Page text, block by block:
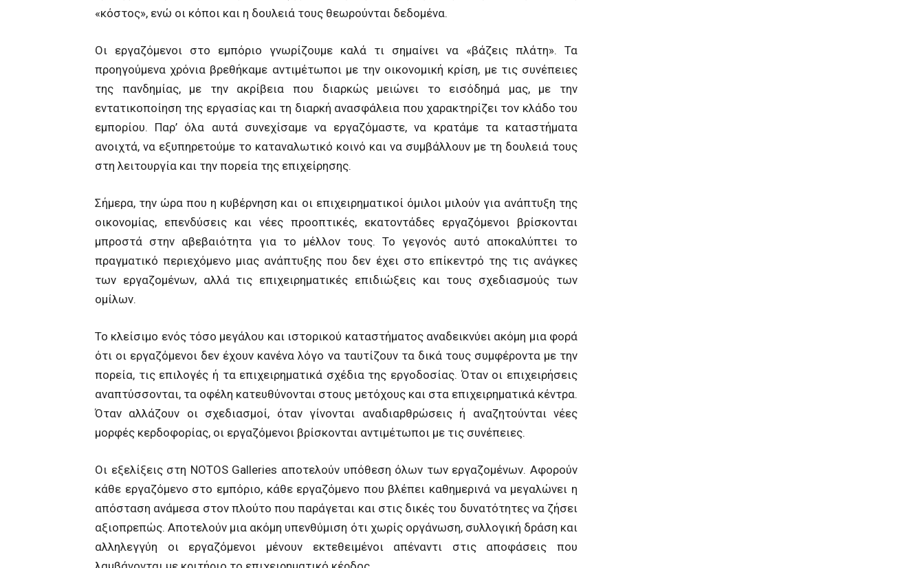
«κόστος», ενώ οι κόποι και η δουλειά τους θεωρούνται δεδομένα.
Οι εργαζόμενοι στο εμπόριο γνωρίζουμε καλά τι σημαίνει να «βάζεις πλάτη». Τα
προηγούμενα χρόνια βρεθήκαμε αντιμέτωποι με την οικονομική κρίση, με τις συνέπειες
της πανδημίας, με την ακρίβεια που διαρκώς μειώνει το εισόδημά μας, με την
εντατικοποίηση της εργασίας και τη διαρκή ανασφάλεια που χαρακτηρίζει τον κλάδο του
εμπορίου. Παρ’ όλα αυτά συνεχίσαμε να εργαζόμαστε, να κρατάμε τα καταστήματα
ανοιχτά, να εξυπηρετούμε το καταναλωτικό κοινό και να συμβάλλουν με τη δουλειά τους
στη λειτουργία και την πορεία της επιχείρησης.
Σήμερα, την ώρα που η κυβέρνηση και οι επιχειρηματικοί όμιλοι μιλούν για ανάπτυξη της
οικονομίας, επενδύσεις και νέες προοπτικές, εκατοντάδες εργαζόμενοι βρίσκονται
μπροστά στην αβεβαιότητα για το μέλλον τους. Το γεγονός αυτό αποκαλύπτει το
πραγματικό περιεχόμενο μιας ανάπτυξης που δεν έχει στο επίκεντρό της τις ανάγκες
των εργαζομένων, αλλά τις επιχειρηματικές επιδιώξεις και τους σχεδιασμούς των
ομίλων.
Το κλείσιμο ενός τόσο μεγάλου και ιστορικού καταστήματος αναδεικνύει ακόμη μια φορά
ότι οι εργαζόμενοι δεν έχουν κανένα λόγο να ταυτίζουν τα δικά τους συμφέροντα με την
πορεία, τις επιλογές ή τα επιχειρηματικά σχέδια της εργοδοσίας. Όταν οι επιχειρήσεις
αναπτύσσονται, τα οφέλη κατευθύνονται στους μετόχους και στα επιχειρηματικά κέντρα.
Όταν αλλάζουν οι σχεδιασμοί, όταν γίνονται αναδιαρθρώσεις ή αναζητούνται νέες
μορφές κερδοφορίας, οι εργαζόμενοι βρίσκονται αντιμέτωποι με τις συνέπειες.
Οι εξελίξεις στη NOTOS Galleries αποτελούν υπόθεση όλων των εργαζομένων. Αφορούν
κάθε εργαζόμενο στο εμπόριο, κάθε εργαζόμενο που βλέπει καθημερινά να μεγαλώνει η
απόσταση ανάμεσα στον πλούτο που παράγεται και στις δικές του δυνατότητες να ζήσει
αξιοπρεπώς. Αποτελούν μια ακόμη υπενθύμιση ότι χωρίς οργάνωση, συλλογική δράση και
αλληλεγγύη οι εργαζόμενοι μένουν εκτεθειμένοι απέναντι στις αποφάσεις που